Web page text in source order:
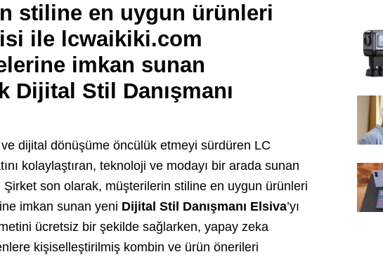
stiline en uygun ürünleri
ile lcwaikiki.com
imkan sunan
Dijital Stil Danışmanı
dijital dönüşüme öncülük etmeyi sürdüren LC
kolaylaştıran, teknoloji ve modayı bir arada sunan
son olarak, müşterilerin stiline en uygun ürünleri
imkan sunan yeni Dijital Stil Danışmanı Elsiva’yı
ücretsiz bir şekilde sağlarken, yapay zeka
kişiselleştirilmiş kombin ve ürün önerileri